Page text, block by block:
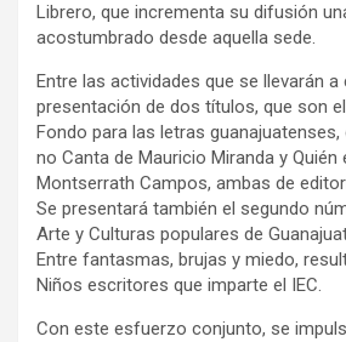
Librero, que incrementa su difusión
acostumbrado desde aquella sede.
Entre las actividades que se llevarán
presentación de dos títulos, que son
Fondo para las letras guanajuatenses,
no Canta de Mauricio Miranda y Quién
Montserrath Campos, ambas de
Se presentará también el segundo
Arte y Culturas populares de
Entre fantasmas, brujas y miedo,
Niños escritores que imparte el IEC.
Con este esfuerzo conjunto, se